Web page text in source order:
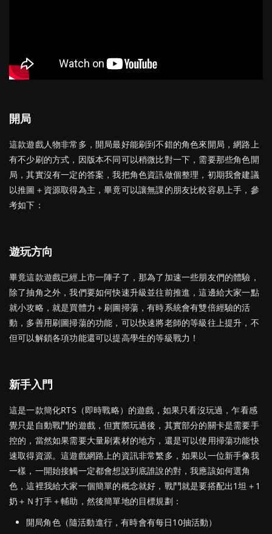
開局
這款遊戲人物非常多，開局最好能刷到不錯的角色來開局，網路上
有不少刷的方式，因版本不同可以稍微比對一下，需要那些角色開
局，其實沒有一定的答案，我把角色資訊做個整理，初期我會建議
以推圖＋資源取得為主，畢竟可以讓無課的朋友比較容易上手，參
考如下：
遊玩方向
畢竟這款遊戲已經上市一陣子了，那為了加速一些朋友們的體驗，
除了抽角之外，我們要如何快速升級並往前推進，這邊給大家一點
就小攻略，就是買體力＋刷圖掃蕩，有時系統會有雙倍經驗的活
動，多善用刷圖掃蕩的功能，可以快速將老師的等級往上提升，不
但可以解鎖各項功能還可以提高學生的等級戰力！
新手入門
這是一款簡化RTS（即時戰略）的遊戲，如果只看沒玩過，乍看感
覺只是自動戰鬥的遊戲，但實際玩過後，其實部分的關卡是需要手
控的，當然如果需要大量刷素材的地方，還是可以使用掃蕩功能快
速取得資源。這遊戲網路上的資訊非常繁多，如果以一位新手像我
一樣，一開始接觸一定都會想說到底誰說的對，我應該如何選角
色，這裡我給大家一個簡單的概念就好，戰鬥就是要搭配出1坦＋1
奶＋Ｎ打手＋輔助，然後簡單地的目標規劃：
開局角色（隨活動進行，有時會有每日10抽活動）